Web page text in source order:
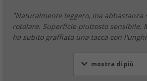
"Naturalmente leggero, ma abbastanza
rotolare. Superficie piuttosto sensibile.
ha subito graffiato una tacca con
mostra di più